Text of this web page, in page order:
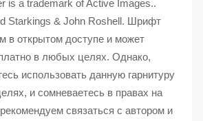
is a trademark of Active Images..
Starkings & John Roshell. Шрифт
в открытом доступе и может
в любых целях. Однако,
использовать данную гарнитуру
и сомневаетесь в правах на
связаться с автором и